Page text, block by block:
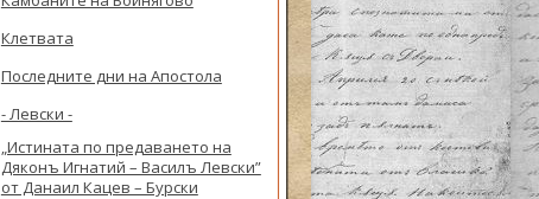
Клетвата
Последните дни на Апостола
- Левски -
„Истината по предаването на
Дяконъ Игнатий – Василъ Левски”
от Данаил Кацев – Бурски